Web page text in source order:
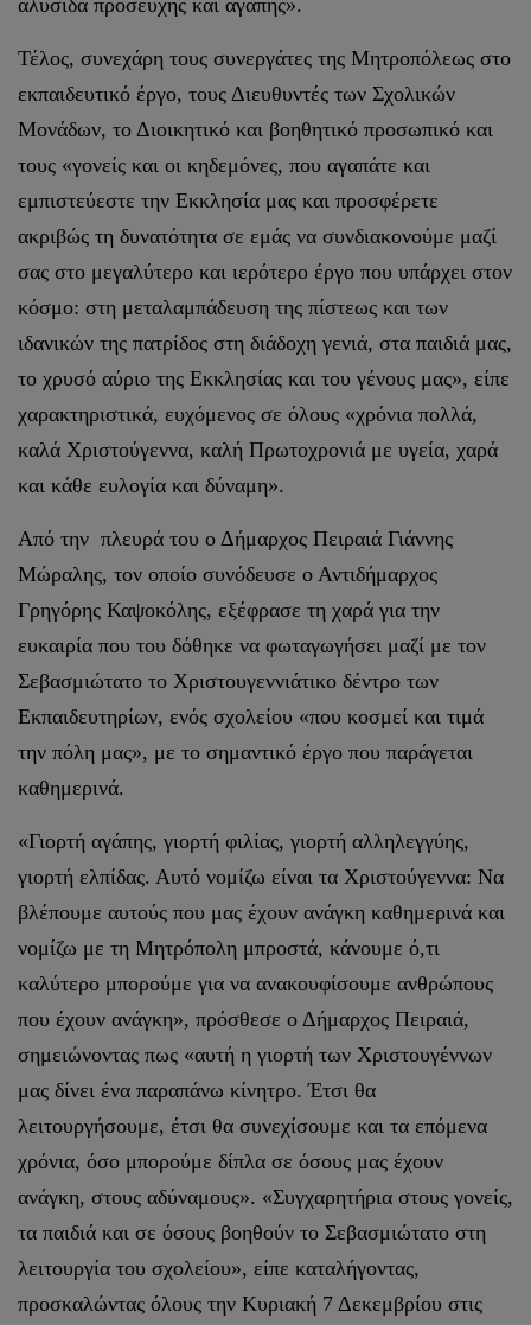
Τέλος, συνεχάρη τους συνεργάτες της Μητροπόλεως στο
εκπαιδευτικό έργο, τους Διευθυντές των Σχολικών
Μονάδων, το Διοικητικό και βοηθητικό προσωπικό και
τους «γονείς και οι κηδεμόνες, που αγαπάτε και
εμπιστεύεστε την Εκκλησία μας και προσφέρετε
ακριβώς τη δυνατότητα σε εμάς να συνδιακονούμε μαζί
σας στο μεγαλύτερο και ιερότερο έργο που υπάρχει στον
κόσμο: στη μεταλαμπάδευση της πίστεως και των
ιδανικών της πατρίδος στη διάδοχη γενιά, στα παιδιά μας,
το χρυσό αύριο της Εκκλησίας και του γένους μας», είπε
χαρακτηριστικά, ευχόμενος σε όλους «χρόνια πολλά,
καλά Χριστούγεννα, καλή Πρωτοχρονιά με υγεία, χαρά
και κάθε ευλογία και δύναμη».
Από την πλευρά του ο Δήμαρχος Πειραιά Γιάννης
Μώραλης, τον οποίο συνόδευσε ο Αντιδήμαρχος
Γρηγόρης Καψοκόλης, εξέφρασε τη χαρά για την
ευκαιρία που του δόθηκε να φωταγωγήσει μαζί με τον
Σεβασμιώτατο το Χριστουγεννιάτικο δέντρο των
Εκπαιδευτηρίων, ενός σχολείου «που κοσμεί και τιμά
την πόλη μας», με το σημαντικό έργο που παράγεται
καθημερινά.
«Γιορτή αγάπης, γιορτή φιλίας, γιορτή αλληλεγγύης,
γιορτή ελπίδας. Αυτό νομίζω είναι τα Χριστούγεννα: Να
βλέπουμε αυτούς που μας έχουν ανάγκη καθημερινά και
νομίζω με τη Μητρόπολη μπροστά, κάνουμε ό,τι
καλύτερο μπορούμε για να ανακουφίσουμε ανθρώπους
που έχουν ανάγκη», πρόσθεσε ο Δήμαρχος Πειραιά,
σημειώνοντας πως «αυτή η γιορτή των Χριστουγέννων
μας δίνει ένα παραπάνω κίνητρο. Έτσι θα
λειτουργήσουμε, έτσι θα συνεχίσουμε και τα επόμενα
χρόνια, όσο μπορούμε δίπλα σε όσους μας έχουν
ανάγκη, στους αδύναμους». «Συγχαρητήρια στους γονείς,
τα παιδιά και σε όσους βοηθούν το Σεβασμιώτατο στη
λειτουργία του σχολείου», είπε καταλήγοντας,
προσκαλώντας όλους την Κυριακή 7 Δεκεμβρίου στις